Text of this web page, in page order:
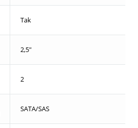
Tak
2,5"
2
SATA/SAS